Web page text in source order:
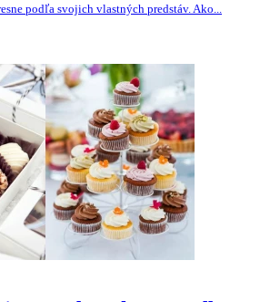
podľa svojich vlastných predstáv. Ako...